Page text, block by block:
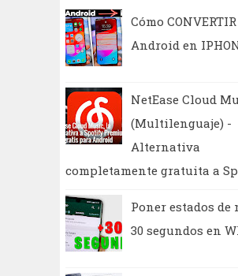
Cómo CONVERTIR
Android en
NetEase Cloud
(Multilenguaje) -
Alternativa
completamente gratuita a
Poner estados de
30 segundos en